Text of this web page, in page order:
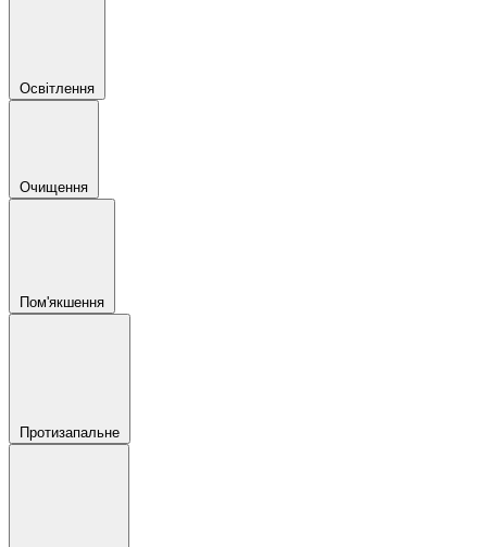
Освітлення
Очищення
Пом'якшення
Протизапальне